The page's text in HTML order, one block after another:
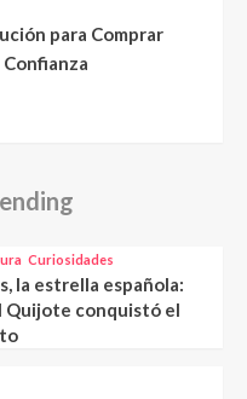
para Comprar
Curiosidades
la estrella española:
Quijote conquistó el